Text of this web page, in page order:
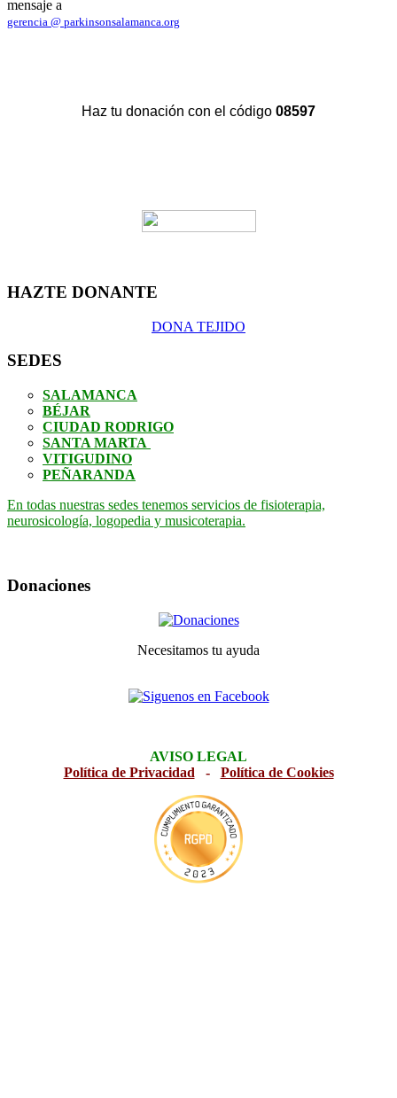
mensaje a
gerencia @ parkinsonsalamanca.org
Haz tu donación con el código 08597
HAZTE DONANTE
DONA TEJIDO
SEDES
SALAMANCA
BÉJAR
CIUDAD RODRIGO
SANTA MARTA
VITIGUDINO
PEÑARANDA
En todas nuestras sedes tenemos servicios de fisioterapia,
neurosicología, logopedia y musicoterapia.
Donaciones
Necesitamos tu ayuda
AVISO LEGAL
Política de Privacidad - Política de Cookies